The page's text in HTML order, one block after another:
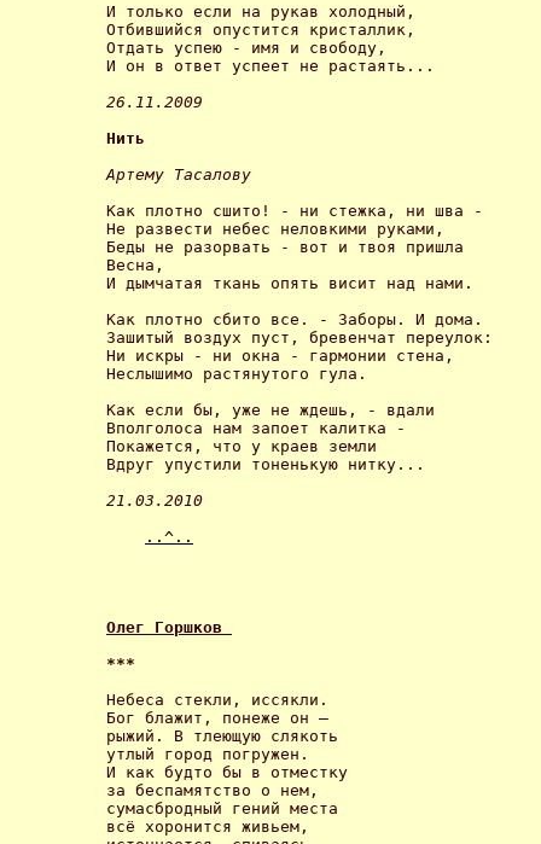
И только если на рукав холодный,
Отбившийся опустится кристаллик,
Отдать успею - имя и свободу,
И он в ответ успеет не растаять...
26.11.2009
Нить
Артему Тасалову
Как плотно сшито! - ни стежка, ни шва -
Не развести небес неловкими руками,
Беды не разорвать - вот и твоя пришла
Весна,
И дымчатая ткань опять висит над нами.
Как плотно сбито все. - Заборы. И дома.
Зашитый воздух пуст, бревенчат переулок:
Ни искры - ни окна - гармонии стена,
Неслышимо растянутого гула.
Как если бы, уже не ждешь, - вдали
Вполголоса нам запоет калитка -
Покажется, что у краев земли
Вдруг упустили тоненькую нитку...
21.03.2010
..^..
Олег Горшков
***
Небеса стекли, иссякли.
Бог блажит, понеже он –
рыжий. В тлеющую слякоть
утлый город погружен.
И как будто бы в отместку
за беспамятство о нем,
сумасбродный гений места
всё хоронится живьем,